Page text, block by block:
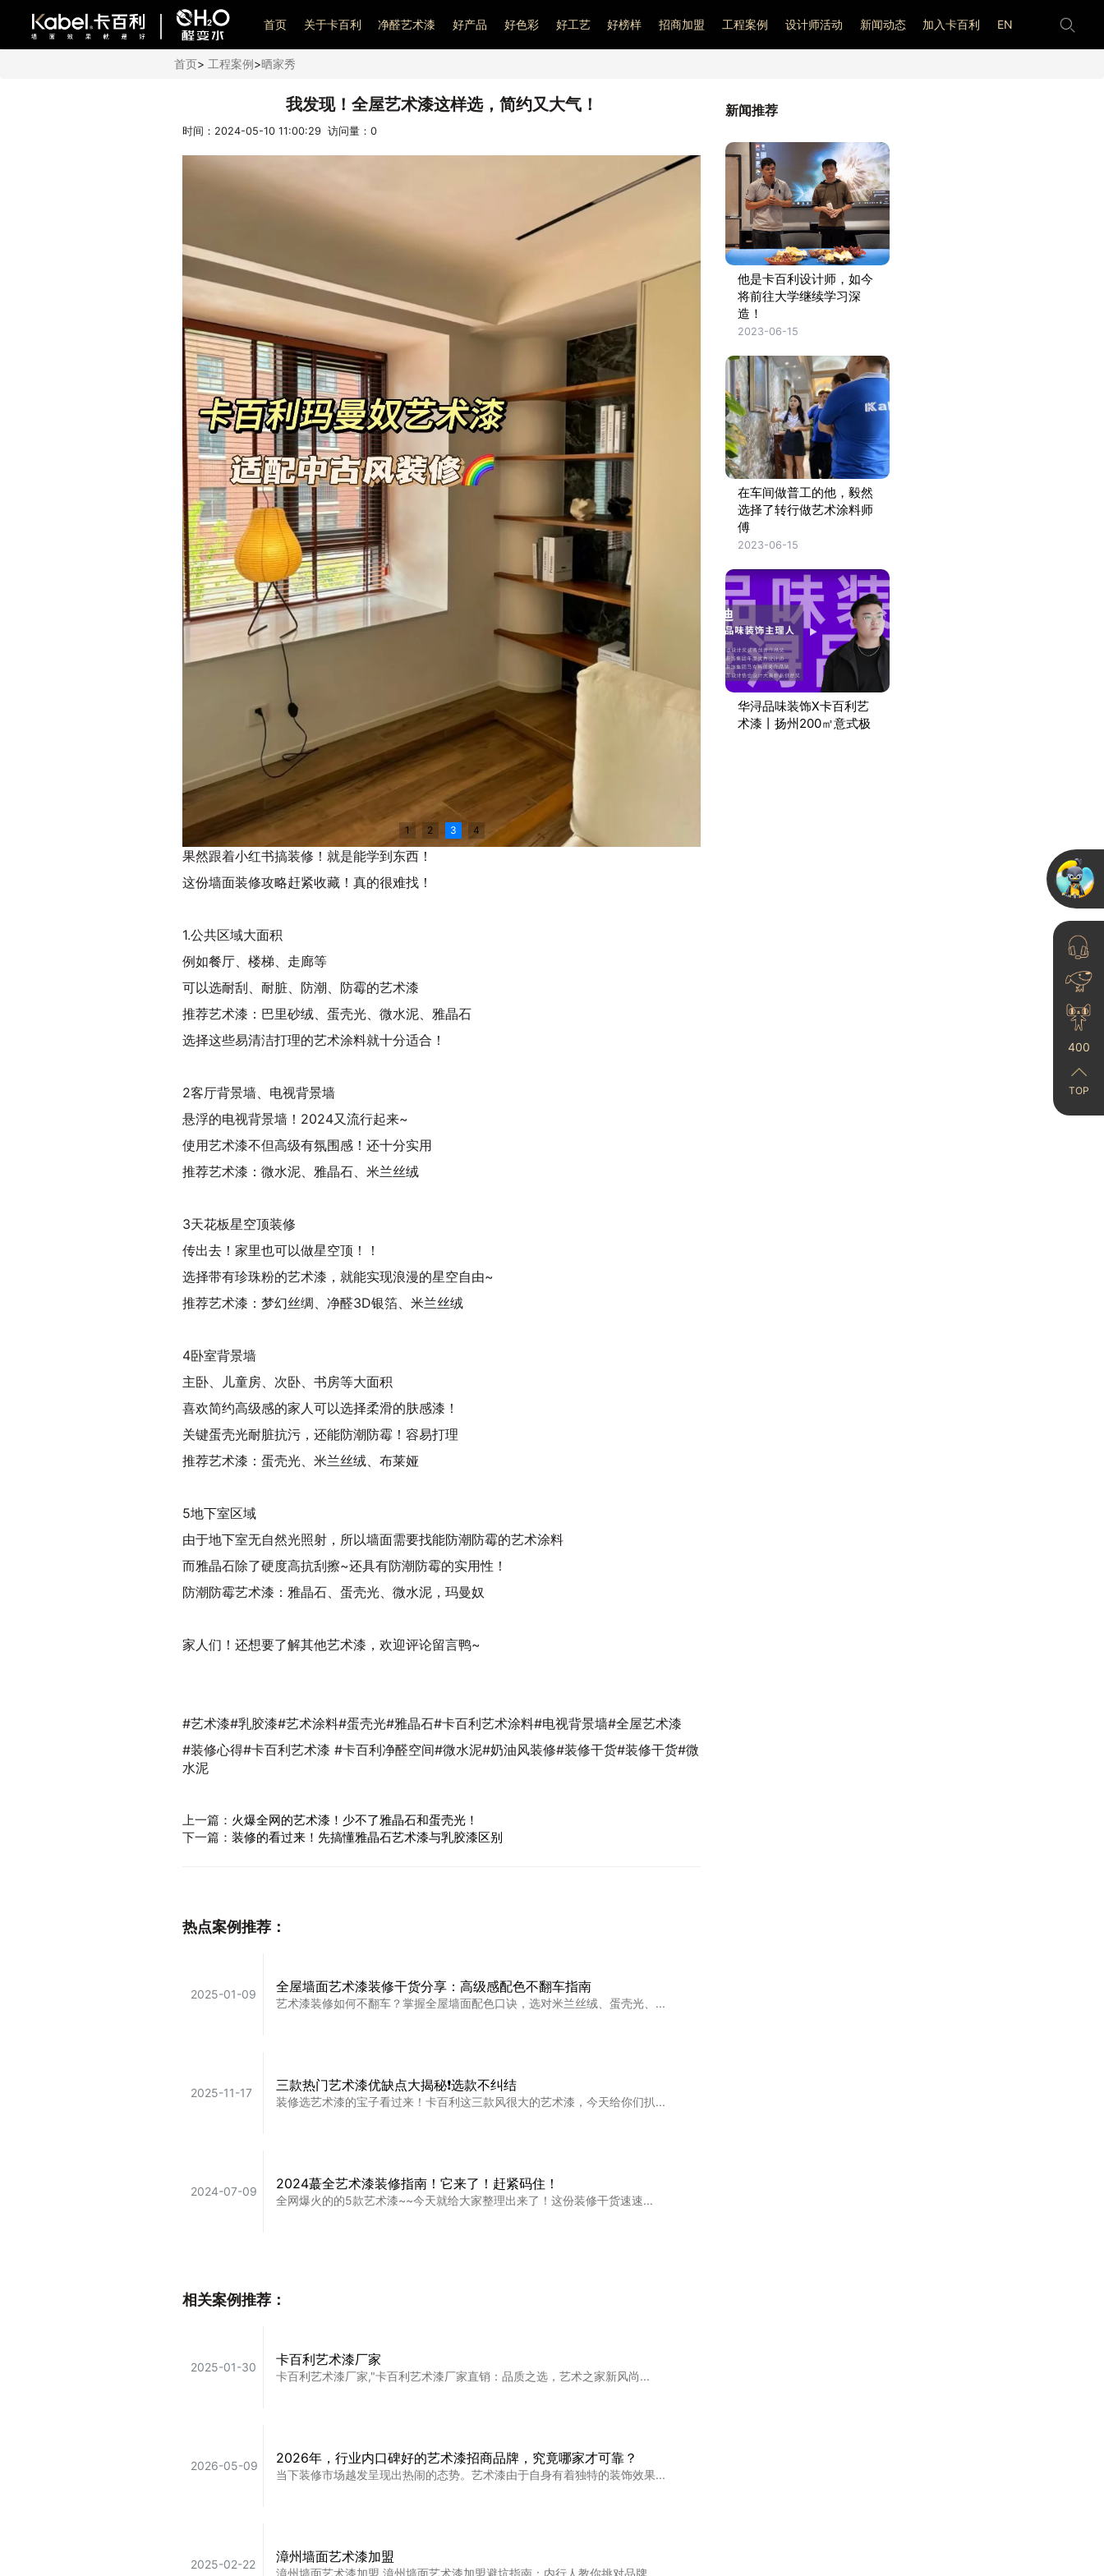
艺术漆加盟
首页 关于卡百利 净醛艺术漆 好产品 好色彩 好工艺 好榜样 招商加盟 工程案例 设计师活动 新闻动态 加入卡百利 EN
首页> 工程案例>晒家秀
我发现！全屋艺术漆这样选，简约又大气！
时间：2024-05-10 11:00:29 访问量： 0
1 2 3 4
果然跟着小红书搞装修！就是能学到东西！
这份墙面装修攻略赶紧收藏！真的很难找！
1.公共区域大面积
例如餐厅、楼梯、走廊等
可以选耐刮、耐脏、防潮、防霉的艺术漆
推荐艺术漆：巴里砂绒、蛋壳光、微水泥、雅晶石
选择这些易清洁打理的艺术涂料就十分适合！
2客厅背景墙、电视背景墙
悬浮的电视背景墙！2024又流行起来~
使用艺术漆不但高级有氛围感！还十分实用
推荐艺术漆：微水泥、雅晶石、米兰丝绒
3天花板星空顶装修
传出去！家里也可以做星空顶！！
选择带有珍珠粉的艺术漆，就能实现浪漫的星空自由~
推荐艺术漆：梦幻丝绸、净醛3D银箔、米兰丝绒
4卧室背景墙
主卧、儿童房、次卧、书房等大面积
喜欢简约高级感的家人可以选择柔滑的肤感漆！
关键蛋壳光耐脏抗污，还能防潮防霉！容易打理
推荐艺术漆：蛋壳光、米兰丝绒、布莱娅
5地下室区域
由于地下室无自然光照射，所以墙面需要找能防潮防霉的艺术涂料
而雅晶石除了硬度高抗刮擦~还具有防潮防霉的实用性！
防潮防霉艺术漆：雅晶石、蛋壳光、微水泥，玛曼奴
家人们！还想要了解其他艺术漆，欢迎评论留言鸭~
#艺术漆#乳胶漆#艺术涂料#蛋壳光#雅晶石#卡百利艺术涂料#电视背景墙#全屋艺术漆
#装修心得#卡百利艺术漆 #卡百利净醛空间#微水泥#奶油风装修#装修干货#装修干货#微
水泥
上一篇： 火爆全网的艺术漆！少不了雅晶石和蛋壳光！
下一篇： 装修的看过来！先搞懂雅晶石艺术漆与乳胶漆区别
热点案例推荐：
2025-01-09 全屋墙面艺术漆装修干货分享：高级感配色不翻车指南
艺术漆装修如何不翻车？掌握全屋墙面配色口诀，选对米兰丝绒、蛋壳光、...
2025-11-17 三款热门艺术漆优缺点大揭秘❗️选款不纠结
装修选艺术漆的宝子看过来！卡百利这三款风很大的艺术漆，今天给你们扒...
2024-07-09 2024蕞全艺术漆装修指南！它来了！赶紧码住！
全网爆火的的5款艺术漆~~今天就给大家整理出来了！这份装修干货速速...
2023-11-17
装修还在看大白墙？先看看这绝美的艺术漆！装修还在看大白墙乳胶漆！？...
太全面了！9种装修风格×艺术漆🟠适配指南
装修千千万万，果然还是蛋壳光艺术漆最耐看！
相关案例推荐：
2025-01-30 卡百利艺术漆厂家
卡百利艺术漆厂家,"卡百利艺术漆厂家直销：品质之选，艺术之家新风尚...
2026-05-09 2026年，行业内口碑好的艺术漆招商品牌，究竟哪家才可靠？
当下装修市场越发呈现出热闹的态势。艺术漆由于自身有着独特的装饰效果...
2025-02-22 漳州墙面艺术漆加盟
漳州墙面艺术漆加盟,漳州墙面艺术漆加盟避坑指南：内行人教你挑对品牌...
新闻推荐
他是卡百利设计师，如今
将前往大学继续学习深
造！
2023-06-15
在车间做普工的他，毅然
选择了转行做艺术涂料师
傅
2023-06-15
华浔品味装饰X卡百利艺
术漆丨扬州200㎡意式极
400
TOP